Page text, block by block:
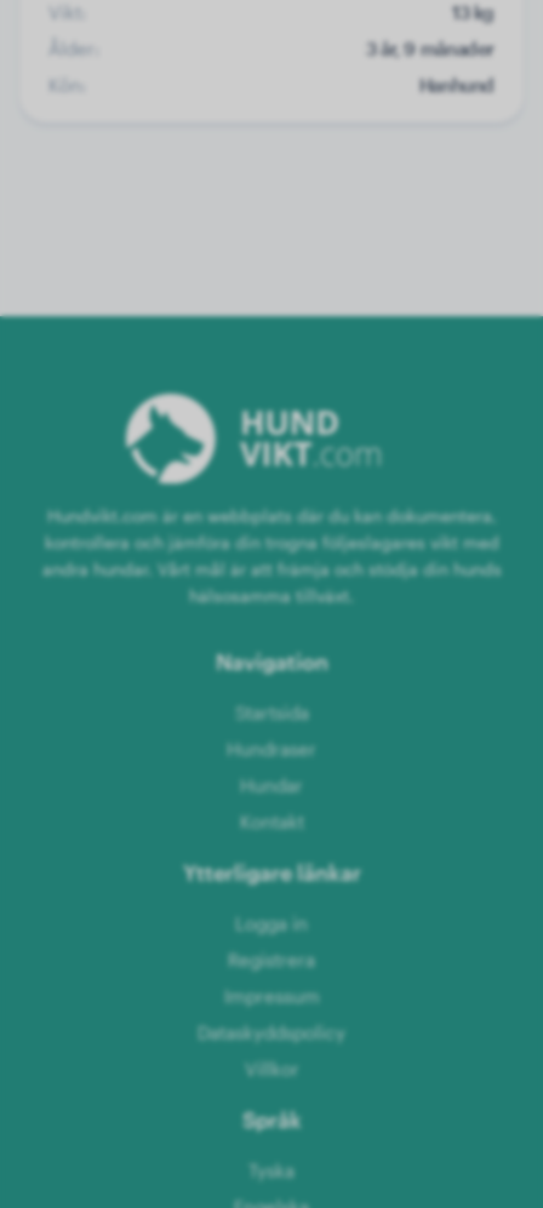
Vikt:
13 kg
Ålder:
3 år, 9 månader
Kön:
Hanhund
Hundvikt.com är en webbplats där du kan dokumentera,
kontrollera och jämföra din trogna följeslagares vikt med
andra hundar. Vårt mål är att främja och stödja din hunds
hälsosamma tillväxt.
Navigation
Startsida
Hundraser
Hundar
Kontakt
Ytterligare länkar
Logga in
Registrera
Impressum
Dataskyddspolicy
Villkor
Språk
Tyska